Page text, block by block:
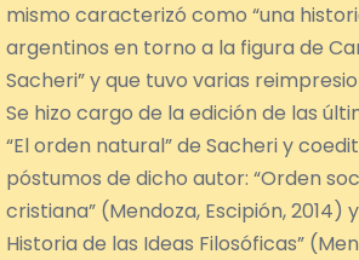
mismo caracterizó como “una
argentinos en torno a la figura de
Sacheri” y que tuvo varias
Se hizo cargo de la edición de las
“El orden natural” de Sacheri y
póstumos de dicho autor: “Orden
cristiana” (Mendoza, Escipión, 2014)
Historia de las Ideas Filosóficas”